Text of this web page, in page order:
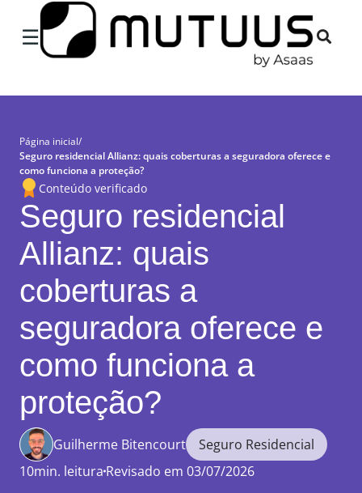
☰
Página inicial/
Seguro residencial Allianz: quais coberturas a seguradora oferece e
como funciona a proteção?
Conteúdo verificado
Seguro residencial
Allianz: quais
coberturas a
seguradora oferece e
como funciona a
proteção?
Guilherme Bitencourt
Seguro Residencial
10min. leitura Revisado em 03/07/2026
Enviar
comentário